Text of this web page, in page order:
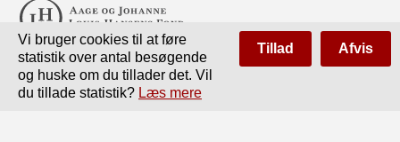
Vi bruger cookies til at føre
statistik over antal besøgende
og huske om du tillader det. Vil
du tillade statistik? Læs mere
Tillad Afvis